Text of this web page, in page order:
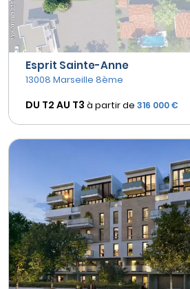
Esprit Sainte-Anne
13008 Marseille 8ème
DU T2 AU T3 à partir de 316 000 €